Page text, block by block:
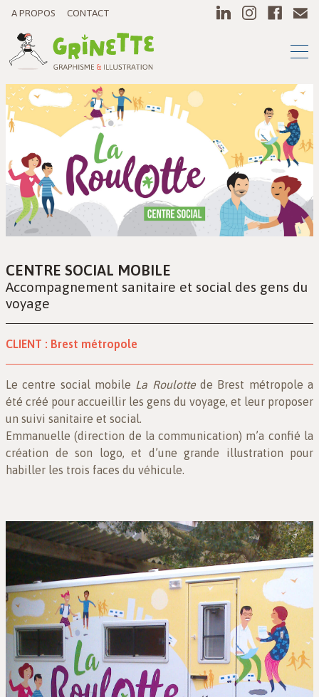
A PROPOS CONTACT
CENTRE SOCIAL MOBILE
Accompagnement sanitaire et social des gens du
voyage
CLIENT : Brest métropole
Le centre social mobile La Roulottede Brest métropole a
été créé pour accueillir les gens du voyage, et leur proposer
un suivi sanitaire et social.
Emmanuelle (direction de la communication) m’a confié la
création de son logo, et d’une grande illustration pour
habiller les trois faces du véhicule.